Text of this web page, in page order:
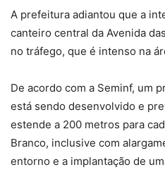
A prefeitura adiantou que a
canteiro central da Avenida
no tráfego, que é intenso na
De acordo com a Seminf, um
está sendo desenvolvido e
estende a 200 metros para
Branco, inclusive com
entorno e a implantação de